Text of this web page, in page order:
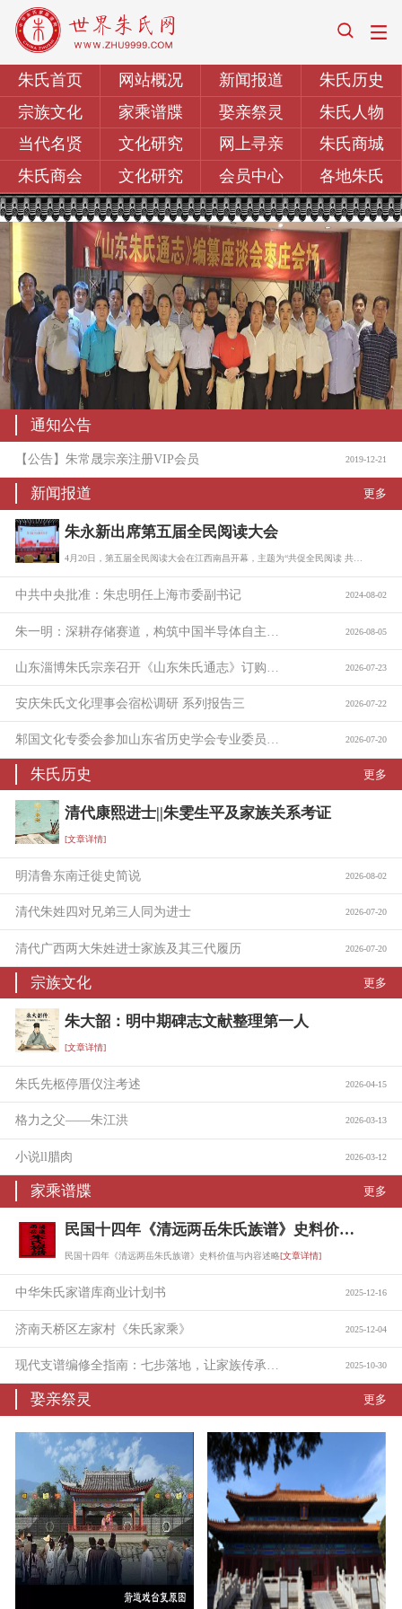
朱氏首页 网站概况 新闻报道
朱氏历史
宗族文化
家乘谱牒 娶亲祭灵
朱氏人物
当代名贤
文化研究 网上寻亲
朱氏商城
朱氏商会
文化研究 会员中心 各地朱氏
通知公告
【公告】朱常晟宗亲注册VIP会员 2019-12-21
新闻报道 更多
朱永新出席第五届全民阅读大会
中共中央批准：朱忠明任上海市委副书记 2024-08-02
2026-08-05
2026-07-23
安庆朱氏文化理事会宿松调研 系列报告三 2026-07-22
邾国文化专委会参加山东省历史学会专业委员会工作会议 2026-07-20
朱氏历史 更多
清代康熙进士||朱雯生平及家族关系考证
[文章详情]
明清鲁东南迁徙史简说 2026-08-02
清代朱姓四对兄弟三人同为进士 2026-07-20
清代广西两大朱姓进士家族及其三代履历 2026-07-20
宗族文化 更多
朱大韶：明中期碑志文献整理第一人
[文章详情]
朱氏先柩停厝仪注考述 2026-04-15
格力之父——朱江洪 2026-03-13
小说ll腊肉 2026-03-12
家乘谱牒 更多
民国十四年《清远两岳朱氏族谱》史料价值与内容述略
民国十四年《清远两岳朱氏族谱》史料价值与内容述略[文章详情]
中华朱氏家谱库商业计划书 2025-12-16
济南天桥区左家村《朱氏家乘》 2025-12-04
2025-10-30
娶亲祭灵 更多